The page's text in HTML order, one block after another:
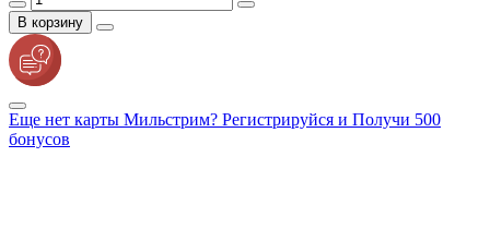
В корзину
Еще нет карты Мильстрим? Регистрируйся и Получи 500
бонусов